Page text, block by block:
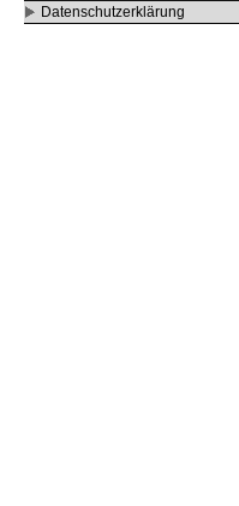
Datenschutzerklärung